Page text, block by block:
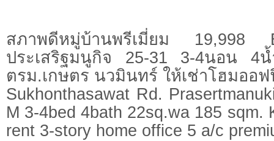
สภาพดีหมู่บ้านพรีเมี่ยม 19,998
ประเสริฐมนูกิจ 25-31 3-4นอน 4
ตรม.เกษตร นวมินทร์ ให้เช่าโฮมออ
Sukhonthasawat Rd.
M 3-4bed 4bath 22sq.wa 185 sqm.
rent 3-story home office 5 a/c